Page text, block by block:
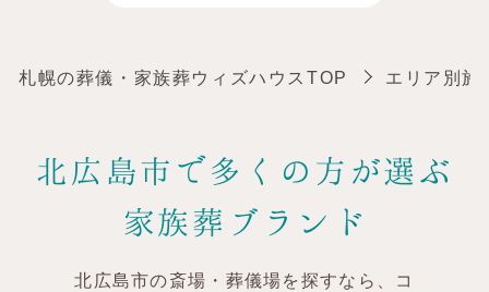
札幌の葬儀・家族葬ウィズハウスTOP エリア別施
北広島市で多くの方が選ぶ
家族葬ブランド
北広島市の斎場・葬儀場を探すなら、コ